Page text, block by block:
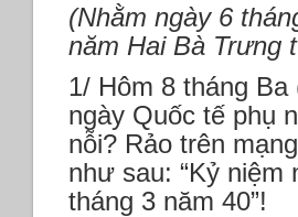
(Nhằm ngày 6
năm Hai Bà Trưng
1/ Hôm 8 tháng
ngày Quốc tế phụ
nỗi? Rảo trên
như sau: “Kỷ
tháng 3 năm 40”!